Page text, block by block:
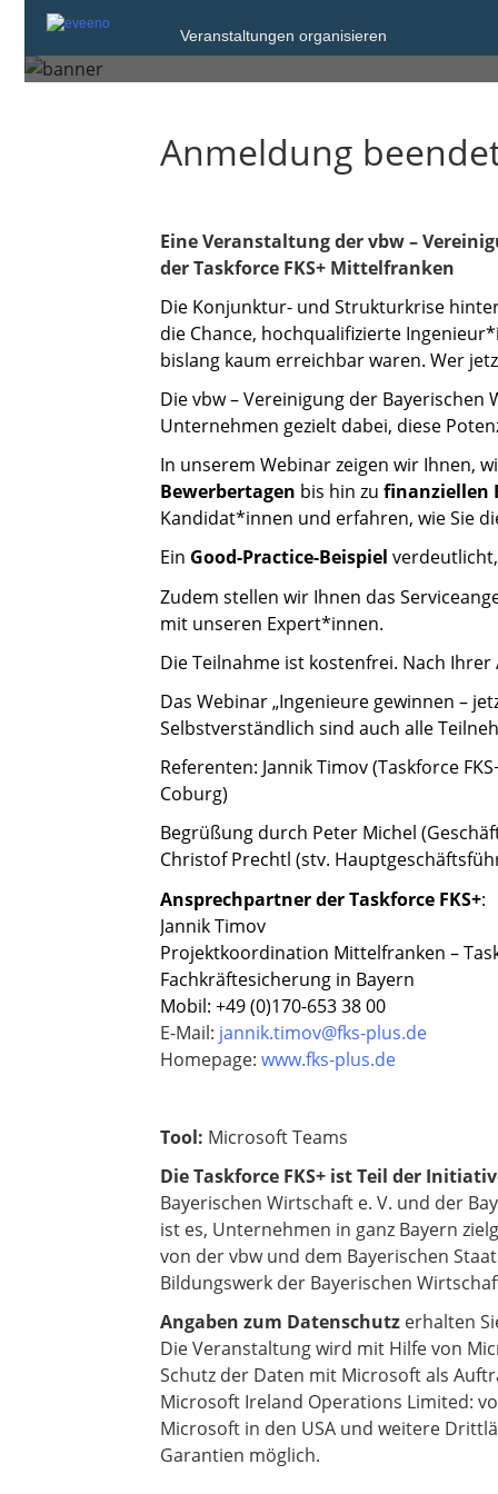
Veranstaltungen organisieren
Mittwoch, 4. Feb. 2026 von 10:00 bis
Anmeldung
Eine Veranstaltung dervbw –
der Taskforce FKS+ Mittelfranken
Die Konjunktur- und Strukturkrise
die Chance, hochqualifizierte
bislang kaum erreichbar waren. Wer
Die vbw – Vereinigung der
Unternehmen gezielt dabei, diese
In unserem Webinar zeigen wir Ihnen,
Bewerbertagen bis hin zu finanziellen
Kandidat*innen und erfahren, wie Sie
Ein Good-Practice-Beispiel
Zudem stellen wir Ihnen das
mit unseren Expert*innen.
Die Teilnahme ist kostenfrei. Nach
Das Webinar „Ingenieure gewinnen –
Selbstverständlich sind auch alle
Referenten: Jannik Timov (Taskforce
Coburg)
Begrüßung durch Peter Michel
Christof Prechtl (stv.
​​​​​​​Ansprechpartner der Taskforce FKS+:
Jannik Timov
Projektkoordination Mittelfranken –
Fachkräftesicherung in Bayern
Mobil: +49 (0)170-653 38 00
E-Mail: jannik.timov@fks-plus.de
​​​​​​​Homepage: www.fks-plus.de
Tool: Microsoft Teams
Die Taskforce FKS+ ist Teil der
Bayerischen Wirtschaft e. V. und der
ist es, Unternehmen in ganz Bayern
von der vbw und dem Bayerischen
Bildungswerk der Bayerischen
Angaben zum Datenschutz erhalten
Die Veranstaltung wird mit Hilfe von
Schutz der Daten mit Microsoft als
Microsoft Ireland Operations Limited:
Microsoft in den USA und weitere
Garantien möglich.